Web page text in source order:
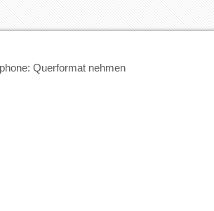
Querformat nehmen